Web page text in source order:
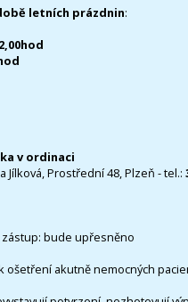
letních prázdnin:
v ordinaci
Jílková, Prostřední 48, Plzeň - tel.:
zástup: bude upřesněno
ošetření akutně nemocných